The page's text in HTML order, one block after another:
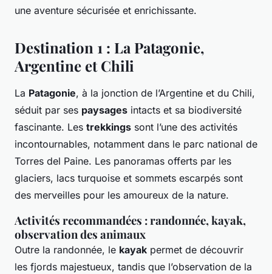
une aventure sécurisée et enrichissante.
Destination 1 : La Patagonie,
Argentine et Chili
La Patagonie, à la jonction de l’Argentine et du Chili,
séduit par ses paysages intacts et sa biodiversité
fascinante. Les trekkings sont l’une des activités
incontournables, notamment dans le parc national de
Torres del Paine. Les panoramas offerts par les
glaciers, lacs turquoise et sommets escarpés sont
des merveilles pour les amoureux de la nature.
Activités recommandées : randonnée, kayak,
observation des animaux
Outre la randonnée, le kayak permet de découvrir
les fjords majestueux, tandis que l’observation de la